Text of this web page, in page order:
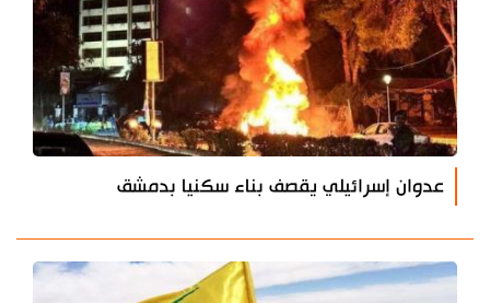
عدوان إسرائيلي يقصف بناء سكنيا بدمشق